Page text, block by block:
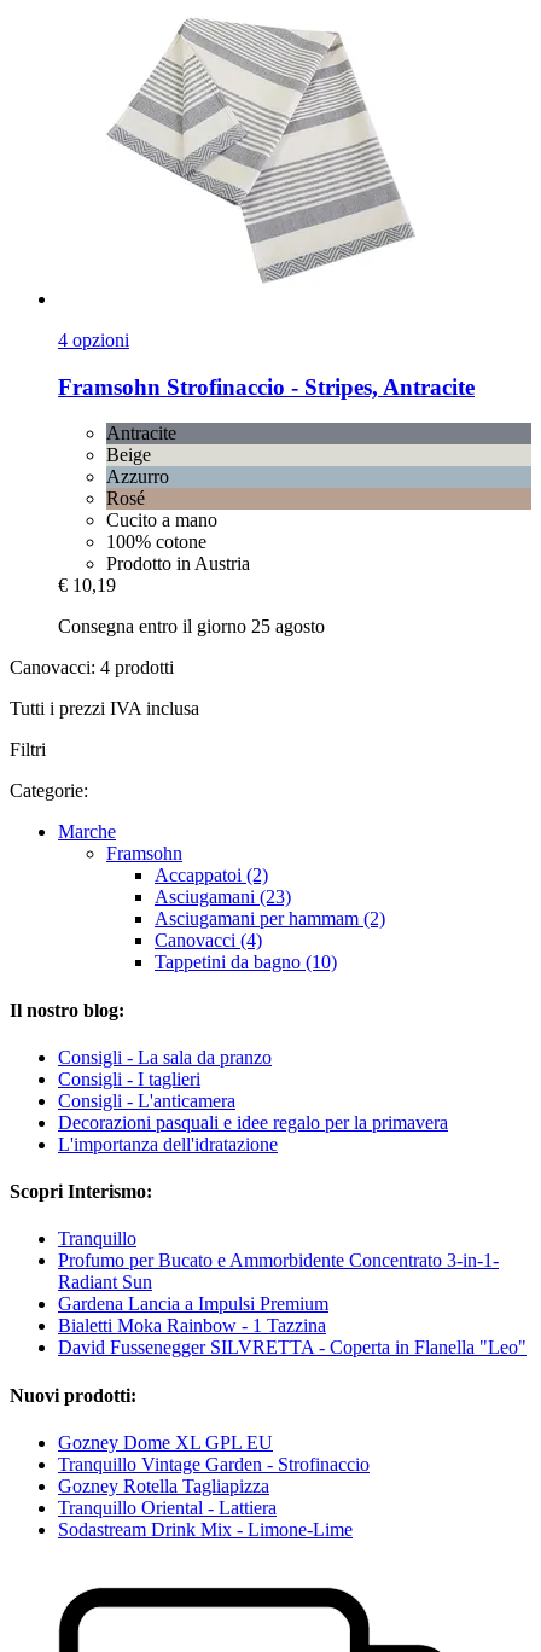
4 opzioni
Framsohn Strofinaccio -​ Stripes, Antracite
Antracite
Beige
Azzurro
Rosé
Cucito a mano
100% cotone
Prodotto in Austria
€ 10,19
Consegna entro il giorno 25 agosto
Canovacci: 4 prodotti
Tutti i prezzi IVA inclusa
Filtri
Categorie:
Marche
Framsohn
Accappatoi (2)
Asciugamani (23)
Asciugamani per hammam (2)
Canovacci (4)
Tappetini da bagno (10)
Il nostro blog:
Consigli - La sala da pranzo
Consigli - I taglieri
Consigli - L'anticamera
Decorazioni pasquali e idee regalo per la primavera
L'importanza dell'idratazione
Scopri Interismo:
Tranquillo
Profumo per Bucato e Ammorbidente Concentrato 3-in-1-
Radiant Sun
Gardena Lancia a Impulsi Premium
Bialetti Moka Rainbow - 1 Tazzina
David Fussenegger SILVRETTA - Coperta in Flanella "Leo"
Nuovi prodotti:
Gozney Dome XL GPL EU
Tranquillo Vintage Garden - Strofinaccio
Gozney Rotella Tagliapizza
Tranquillo Oriental - Lattiera
Sodastream Drink Mix - Limone-Lime